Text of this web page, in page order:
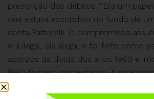
prescrição dos débitos. “Era um
que estava escondido no fundo de
conta Fattorelli. O compromisso
era ilegal, ela alega, e foi feito como
acordos da dívida dos anos 1980 e
1990 fossem contestados. Nesse
longa negociação, os débitos com